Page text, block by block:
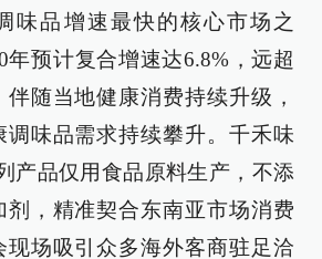
味品增速最快的核心市场之
年预计复合增速达6.8%，远超
随当地健康消费持续升级，
调味品需求持续攀升。千禾味
产品仅用食品原料生产，不添
剂，精准契合东南亚市场消费
现场吸引众多海外客商驻足洽